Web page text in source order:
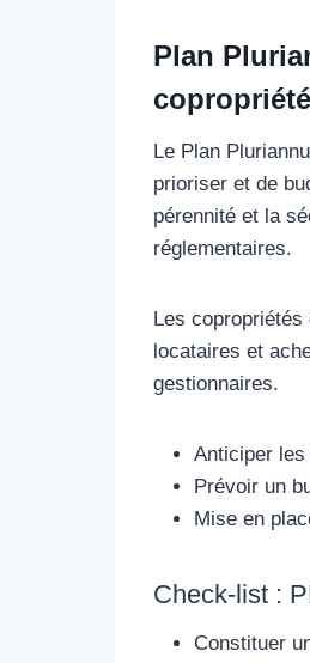
Plan
Le Plan
prioriser et de
pérennité et la
réglementaires.
Les
locataires et
gestionnaires.
Anticiper
Prévoir un
Mise en
Check-list :
Constituer